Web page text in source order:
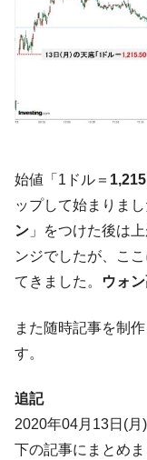
ーにウソのデータ
『Money1』
韓
言。
韓
だ。
『Money1』
韓国
ル」まで拡大 ⇒ 海
『Money1』
韓国
い「50.5％」に上昇
『Money1』
韓
断
『Money1』
『Money1』
国の過剰生産が世
始値「1ドル＝
ップして始まりま
ン 」をつけた後は
ンジでしたが、こ
てきました。
ウォ
また随時記事を制
す。
追記
2020年04月13日(
下の記事にまとめ